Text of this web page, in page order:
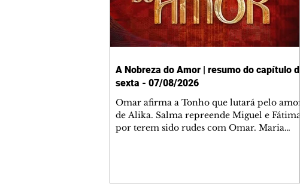
A Nobreza do Amor | resumo do capítulo de
sexta - 07/08/2026
Omar afirma a Tonho que lutará pelo amor
de Alika. Salma repreende Miguel e Fátima
por terem sido rudes com Omar. Maria